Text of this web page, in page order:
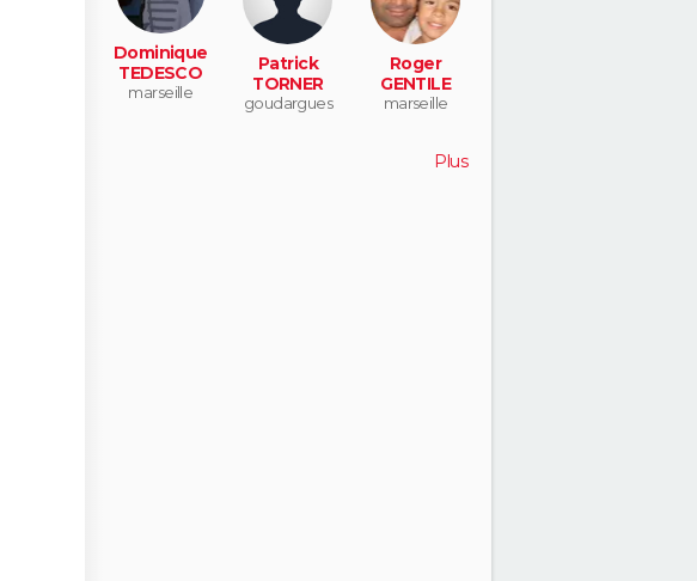
Dominique
TEDESCO
marseille
Patrick
TORNER
goudargues
Roger
GENTILE
marseille
Plus